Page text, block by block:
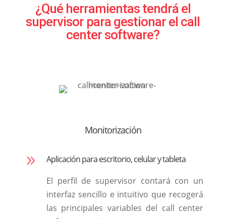
¿Qué herramientas tendrá el
supervisor para gestionar el call
center software?
Monitorización
9
Aplicación para escritorio, celular y tableta
El perfil de supervisor contará con un
interfaz sencillo e intuitivo que recogerá
las principales variables del call center